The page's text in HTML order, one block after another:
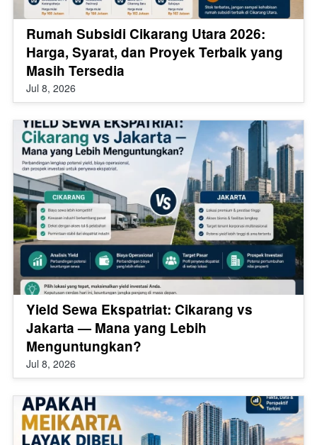
Rumah Subsidi Cikarang Utara 2026:
Harga, Syarat, dan Proyek Terbaik yang
Masih Tersedia
Jul 8, 2026
Yield Sewa Ekspatriat: Cikarang vs
Jakarta — Mana yang Lebih
Menguntungkan?
Jul 8, 2026